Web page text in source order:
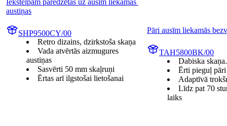
austiņas
SHP9500CY/00
Retro dizains, dzirkstoša skaņa
Vada atvērtās aizmugures
austiņas
Sasvērti 50 mm skaļruņi
Ērtas arī ilgstošai lietošanai
Pāri ausīm liekamās
TAH5800BK/00
Dabiska
Ērti pieguļ pāri
Adaptīvā
Līdz pat 70
laiks